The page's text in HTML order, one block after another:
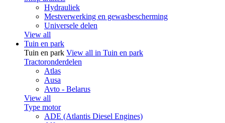
Hydrauliek
Mestverwerking en gewasbescherming
Universele delen
View all
Tuin en park
Tuin en park View all in Tuin en park
Tractoronderdelen
Atlas
Ausa
Avto - Belarus
View all
Type motor
ADE (Atlantis Diesel Engines)